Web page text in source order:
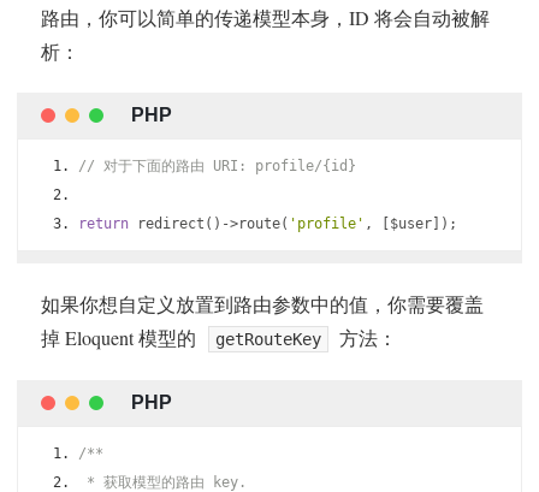
路由，你可以简单的传递模型本身，ID 将会自动被解
析：
// 对于下面的路由 URI: profile/{id}
return redirect ()->route( 'profile' , $user ]);
如果你想自定义放置到路由参数中的值，你需要覆盖
掉 Eloquent 模型的
getRouteKey 方法：
/**
* 获取模型的路由 key.